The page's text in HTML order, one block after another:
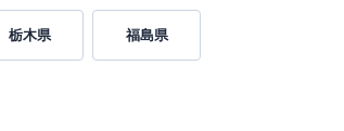
栃木県 福島県